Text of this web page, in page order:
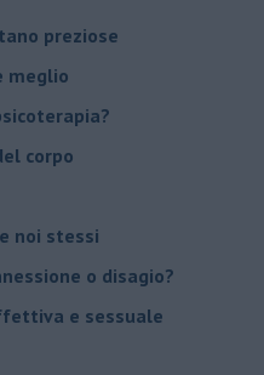
preziose
meglio
corpo
noi stessi
o disagio?
e sessuale